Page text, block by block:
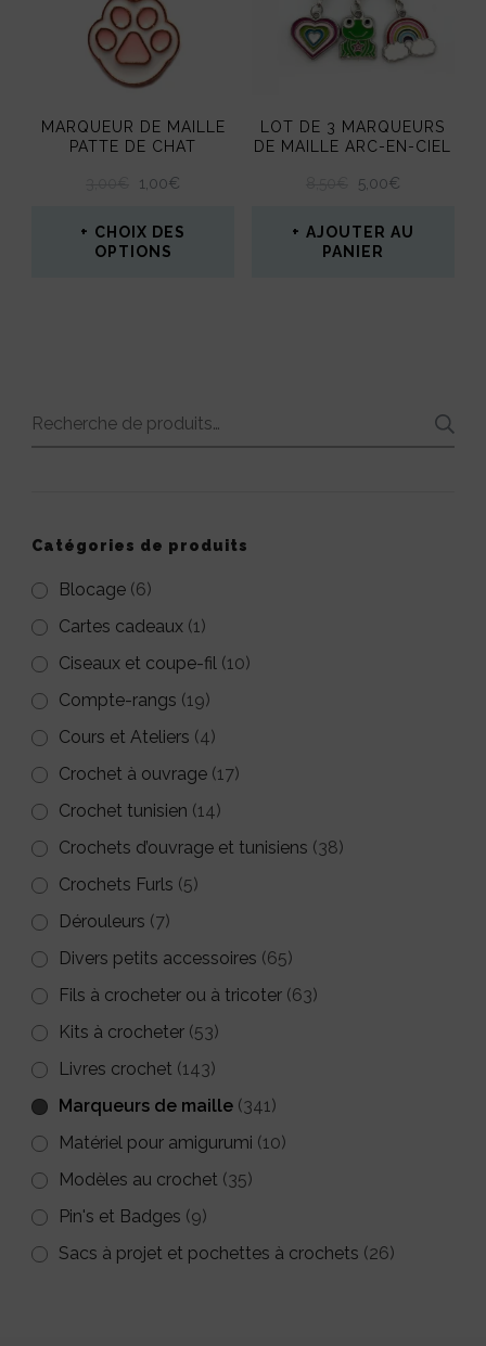
Les
options
peuvent
être
choisies
sur
la
page
MARQUEUR DE MAILLE
PATTE DE CHAT
LE
INITIAL
ÉTAIT :
1,00€
ACTUEL
CHOIX DES
OPTIONS
variations.
peuvent
être
choisies
sur
LOT DE 3 MARQUEURS
DE MAILLE ARC-EN-CIEL
LE
INITIAL
ÉTAIT :
5,00€LE
ACTUEL
AJOUTER AU
PANIER
Recherche
Catégories de produits
Blocage (6)
Cartes cadeaux (1)
Ciseaux et coupe-fil (10)
Compte-rangs (19)
Cours et Ateliers (4)
Crochet à ouvrage (17)
Crochet tunisien (14)
Crochets d’ouvrage et tunisiens (38)
Crochets Furls (5)
Dérouleurs (7)
Divers petits accessoires (65)
Fils à crocheter ou à tricoter (63)
Kits à crocheter (53)
Livres crochet (143)
Marqueurs de maille (341)
Matériel pour amigurumi (10)
Modèles au crochet (35)
Pin's et Badges (9)
Sacs à projet et pochettes à crochets (26)